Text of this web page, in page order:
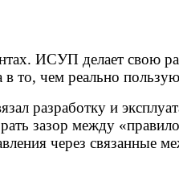
ИСУП делает свою
то, чем реально
разработку и
зазор между
через